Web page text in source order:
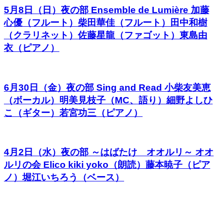
5月8日（日）夜の部 Ensemble de Lumière 加藤
心優（フルート）柴田華佳（フルート）田中和樹
（クラリネット）佐藤星龍（ファゴット）東島由
衣（ピアノ）
6月30日（金）夜の部 Sing and Read 小柴友美恵
（ボーカル）明美見枝子（MC、語り）細野よしひ
こ（ギター）若宮功三（ピアノ）
4月2日（水）夜の部 ～はばたけ オオルリ～ オオ
ルリの会 Elico kiki yoko（朗読）藤本暁子（ピア
ノ）堀江いちろう（ベース）